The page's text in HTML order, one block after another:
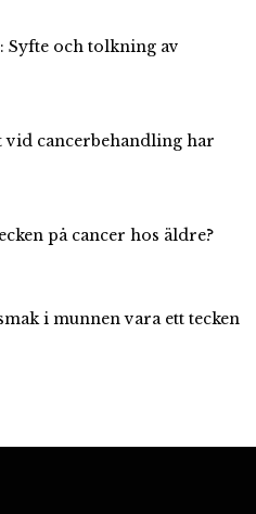
Syfte och tolkning av
vid cancerbehandling har
på cancer hos äldre?
i munnen vara ett tecken